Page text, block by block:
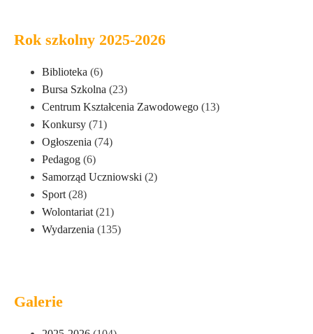
Rok szkolny 2025-2026
Biblioteka (6)
Bursa Szkolna (23)
Centrum Kształcenia Zawodowego (13)
Konkursy (71)
Ogłoszenia (74)
Pedagog (6)
Samorząd Uczniowski (2)
Sport (28)
Wolontariat (21)
Wydarzenia (135)
Galerie